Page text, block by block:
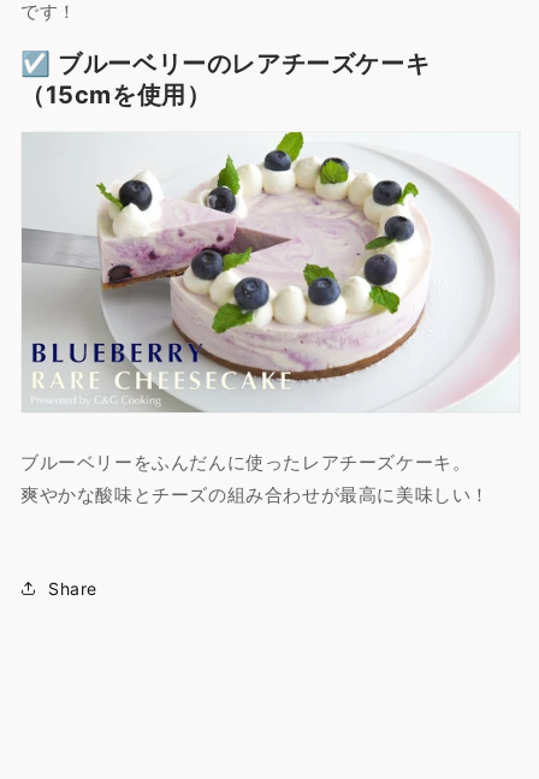
です！
☑︎ ブルーベリーのレアチーズケーキ
（15cmを使用）
ブルーベリーをふんだんに使ったレアチーズケーキ。
爽やかな酸味とチーズの組み合わせが最高に美味しい！
Share